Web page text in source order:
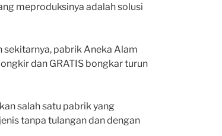
meproduksinya adalah solusi
sekitarnya, pabrik Aneka Alam
dan GRATIS bongkar turun
salah satu pabrik yang
tanpa tulangan dan dengan